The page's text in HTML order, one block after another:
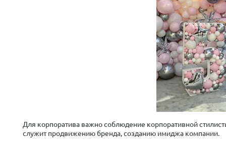
Для корпоратива важно соблюдение корпоративной
служит продвижению бренда, созданию имиджа компании.